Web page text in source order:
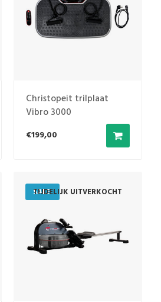
Christopeit trilplaat
Vibro 3000
€199,00
SALE
TIJDELIJK UITVERKOCHT